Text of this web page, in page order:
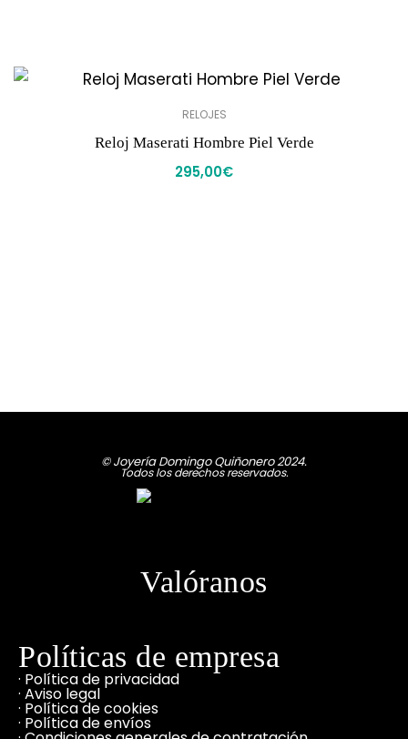
RELOJES
Reloj Maserati Hombre Piel Verde
295,00€
© Joyería Domingo Quiñonero 2024.
Todos los derechos reservados.
Valóranos
Políticas de empresa
· Política de privacidad
· Aviso legal
· Política de cookies
· Política de envíos